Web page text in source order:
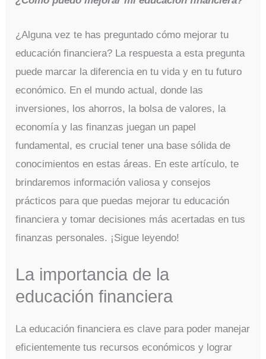
¿Alguna vez te has preguntado cómo mejorar tu
educación financiera? La respuesta a esta pregunta
puede marcar la diferencia en tu vida y en tu futuro
económico. En el mundo actual, donde las
inversiones, los ahorros, la bolsa de valores, la
economía y las finanzas juegan un papel
fundamental, es crucial tener una base sólida de
conocimientos en estas áreas. En este artículo, te
brindaremos información valiosa y consejos
prácticos para que puedas mejorar tu educación
financiera y tomar decisiones más acertadas en tus
finanzas personales. ¡Sigue leyendo!
La importancia de la
educación financiera
La educación financiera es clave para poder manejar
eficientemente tus recursos económicos y lograr